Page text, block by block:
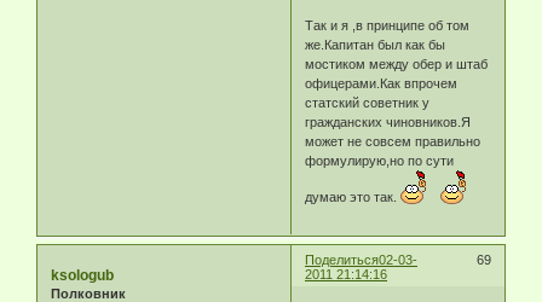
Так и я ,в принципе об том
же.Капитан был как бы
мостиком между обер и штаб
офицерами.Как впрочем
статский советник у
гражданских чиновников.Я
может не совсем правильно
формулирую,но по сути
думаю это так.
Поделиться 69
02-03-
2011 21:14:16
ksologub
Полковник